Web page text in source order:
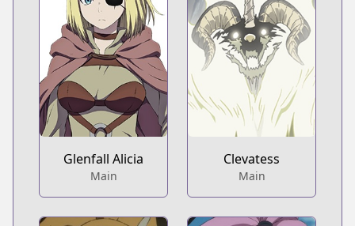
Clevatess
Main
Glenfall Alicia
Main